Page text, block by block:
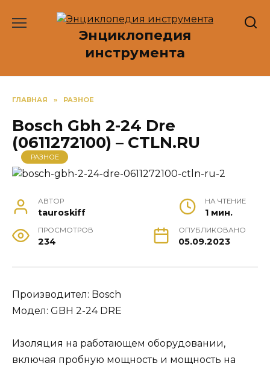
Энциклопедия
инструмента
ГЛАВНАЯ » РАЗНОЕ
Bosch Gbh 2-24 Dre
(0611272100) – CTLN.RU
РАЗНОЕ
АВТОР
tauroskiff
НА ЧТЕНИЕ
1 мин.
ПРОСМОТРОВ
234
ОПУБЛИКОВАНО
05.09.2023
Производител: Bosch
Модел: GBH 2-24 DRE
Изоляция на работающем оборудовании,
включая пробную мощность и мощность на